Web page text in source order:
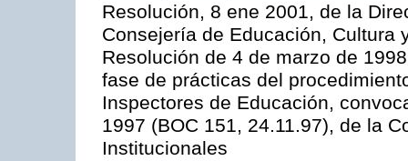
Resolución, 8 ene 2001, de la
Consejería de Educación, Cultura
Resolución de 4 de marzo de
fase de prácticas del
Inspectores de Educación,
1997 (BOC 151, 24.11.97), de la
Institucionales